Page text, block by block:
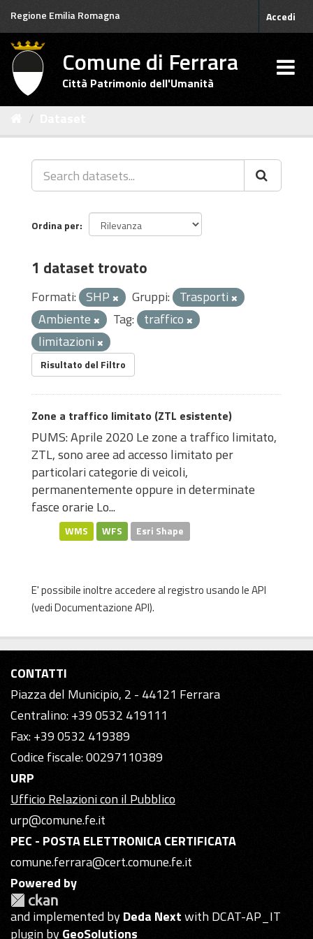
Salta
contenuto
Regione Emilia Romagna Accedi
Comune di Ferrara
Città Patrimonio dell'Umanità
Ordina per
1 dataset trovato
Formati: SHP Gruppi: Trasporti
Ambiente
Tag: traffico
limitazioni
Risultato del Filtro
Zone a traffico limitato (ZTL esistente)
PUMS: Aprile 2020 Le zone a traffico limitato,
ZTL, sono aree ad accesso limitato per
particolari categorie di veicoli,
permanentemente oppure in determinate
fasce orarie Lo...
WMS WFS Esri Shape
E' possibile inoltre accedere al registro usando leAPI
(vediDocumentazione API).
CONTATTI
Piazza del Municipio, 2 - 44121 Ferrara
Centralino: +39 0532 419111
Fax: +39 0532 419389
Codice fiscale: 00297110389
URP
Ufficio Relazioni con il Pubblico
urp@comune.fe.it
PEC - POSTA ELETTRONICA CERTIFICATA
comune.ferrara@cert.comune.fe.it
Powered by
and implemented byDeda Nextwith DCAT-AP_IT
plugin byGeoSolutions